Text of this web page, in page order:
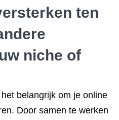
ten
niche of
belangrijk om je online
Door samen te werken